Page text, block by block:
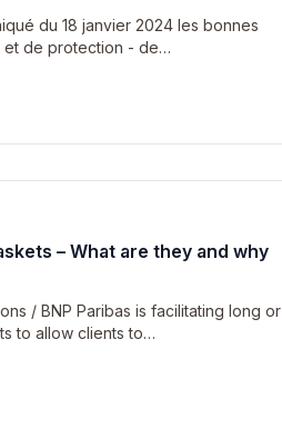
du 18 janvier 2024 les bonnes
et de protection - de…
– What are they and why
/ BNP Paribas is facilitating long or
to allow clients to…